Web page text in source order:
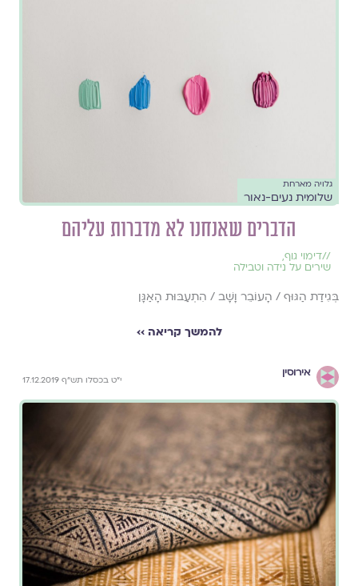
גלויה מארחת
שלומית נעים-נאור
הדברים שאנחנו לא מדברות עליהם
//דימוי גוף,
שירים על נידה וטבילה
בְּגִידַת הַגּוּף / הָעוֹבֵר וָשָׁב / הִתְעַבּוּת הָאַגָּן
להמשך קריאה ››
אירוסין
י"ט בכסלו תש"ף 17.12.2019